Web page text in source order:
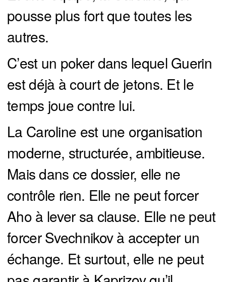
pousse plus fort que toutes les
autres.
C’est un poker dans lequel Guerin
est déjà à court de jetons. Et le
temps joue contre lui.
La Caroline est une organisation
moderne, structurée, ambitieuse.
Mais dans ce dossier, elle ne
contrôle rien. Elle ne peut forcer
Aho à lever sa clause. Elle ne peut
forcer Svechnikov à accepter un
échange. Et surtout, elle ne peut